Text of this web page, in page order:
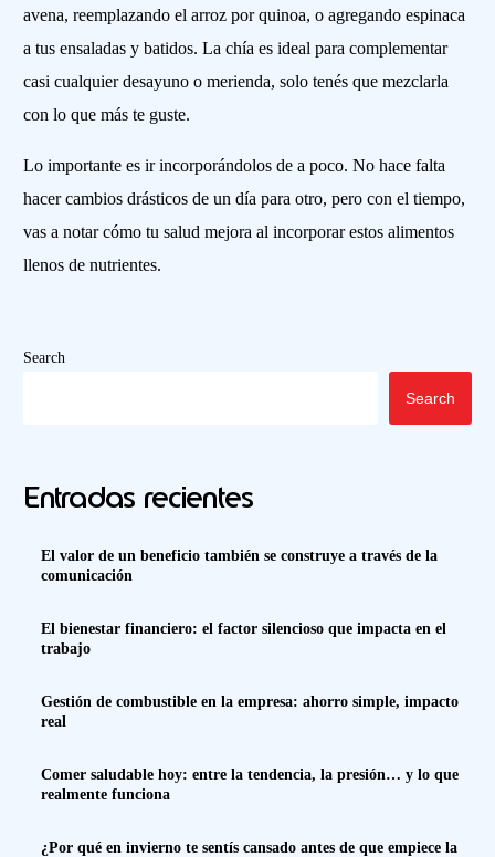
avena, reemplazando el arroz por quinoa, o agregando espinaca
a tus ensaladas y batidos. La chía es ideal para complementar
casi cualquier desayuno o merienda, solo tenés que mezclarla
con lo que más te guste.
Lo importante es ir incorporándolos de a poco. No hace falta
hacer cambios drásticos de un día para otro, pero con el tiempo,
vas a notar cómo tu salud mejora al incorporar estos alimentos
llenos de nutrientes.
Search
Search
Entradas recientes
El valor de un beneficio también se construye a través de la
comunicación
El bienestar financiero: el factor silencioso que impacta en el
trabajo
Gestión de combustible en la empresa: ahorro simple, impacto
real
Comer saludable hoy: entre la tendencia, la presión… y lo que
realmente funciona
¿Por qué en invierno te sentís cansado antes de que empiece la